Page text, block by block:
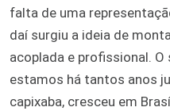
falta de uma
daí surgiu a ideia de
acoplada e profissional.
estamos há tantos anos
capixaba, cresceu em